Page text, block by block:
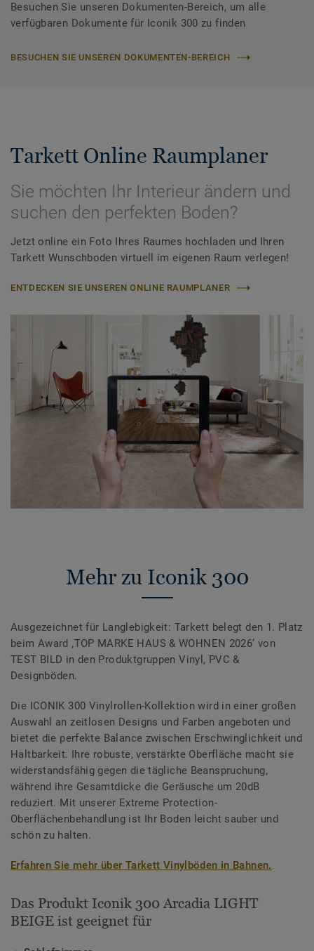
Besuchen Sie unseren Dokumenten-Bereich, um alle
verfügbaren Dokumente für Iconik 300 zu finden
BESUCHEN SIE UNSEREN DOKUMENTEN-BEREICH
Tarkett Online Raumplaner
Sie möchten Ihr Interieur ändern und
suchen den perfekten Boden?
Jetzt online ein Foto Ihres Raumes hochladen und Ihren
Tarkett Wunschboden virtuell im eigenen Raum verlegen!
ENTDECKEN SIE UNSEREN ONLINE RAUMPLANER
Mehr zu Iconik 300
Ausgezeichnet für Langlebigkeit: Tarkett belegt den 1. Platz
beim Award ‚TOP MARKE HAUS & WOHNEN 2026‘ von
TEST BILD in den Produktgruppen Vinyl, PVC &
Designböden.
Die ICONIK 300 Vinylrollen-Kollektion wird in einer großen
Auswahl an zeitlosen Designs und Farben angeboten und
bietet die perfekte Balance zwischen Erschwinglichkeit und
Haltbarkeit. Ihre robuste, verstärkte Oberfläche macht sie
widerstandsfähig gegen die tägliche Beanspruchung,
während ihre Gesamtdicke die Geräusche um 20dB
reduziert. Mit unserer Extreme Protection-
Oberflächenbehandlung ist Ihr Boden leicht sauber und
schön zu halten.
Erfahren Sie mehr über Tarkett Vinylböden in Bahnen.
Das Produkt Iconik 300 Arcadia LIGHT
BEIGE ist geeignet für